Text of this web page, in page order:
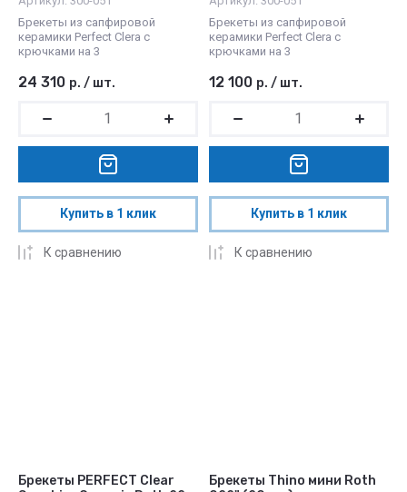
Брекеты из сапфировой
керамики Perfect Clera c
крючками на 3
24 310 р. / шт.
Купить в 1 клик
К сравнению
Брекеты из сапфировой
керамики Perfect Clera c
крючками на 3
12 100 р. / шт.
Купить в 1 клик
К сравнению
Брекеты PERFECT Clear
Брекеты Thino мини Roth